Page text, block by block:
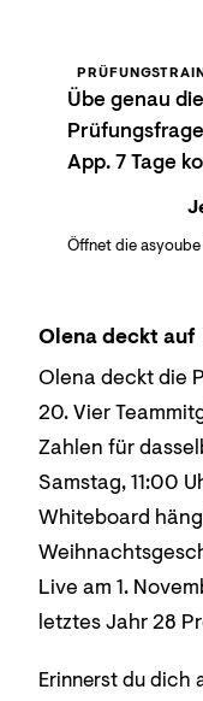
Übe genau
App. 7 Tage
Öffnet die
Olena deckt auf
Olena deckt die
20. Vier
Zahlen für
Samstag, 11:00
Whiteboard
Live am 1.
letztes Jahr 28
Erinnerst du dich